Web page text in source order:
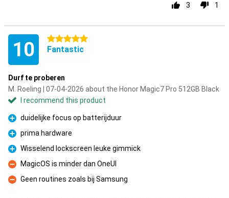
3 1
10 5 stars
Fantastic
Durf te proberen
M. Roeling | 07-04-2026 about the Honor Magic7 Pro 512GB Black
I recommend this product
Pro
duidelijke focus op batterijduur
Pro
prima hardware
Pro
Wisselend lockscreen leuke gimmick
Con
MagicOS is minder dan OneUI
Con
Geen routines zoals bij Samsung